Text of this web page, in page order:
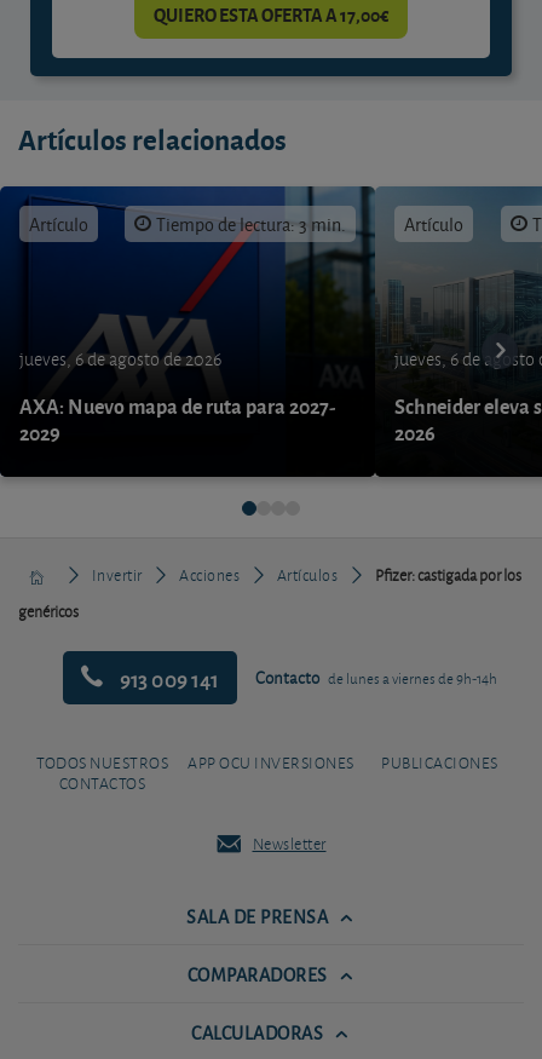
QUIERO ESTA OFERTA A 17,00€
Artículos relacionados
Artículo Tiempo de lectura: 3 min.
jueves, 6 de agosto de 2026
AXA: Nuevo mapa de ruta para 2027-
2029
Artículo
jueves, 6 de agosto
Schneider eleva
2026
Invertir Acciones Artículos
Pfizer: castigada por los
genéricos
913 009 141 Contacto de lunes a viernes de 9h-14h
TODOS NUESTROS
CONTACTOS
APP OCU INVERSIONES PUBLICACIONES
Newsletter
SALA DE PRENSA
COMPARADORES
CALCULADORAS